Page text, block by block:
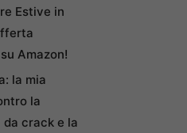
Estive in
Amazon!
la mia
la
da crack e la